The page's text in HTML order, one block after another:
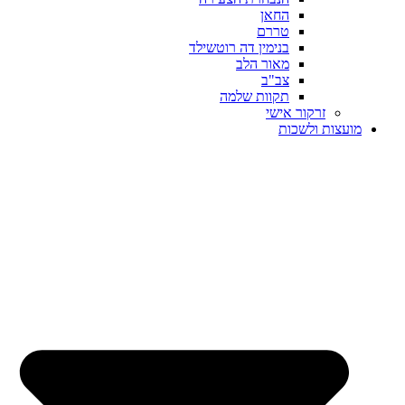
החאן
טררם
בנימין דה רוטשילד
מאור הלב
צב"ב
תקוות שלמה
זרקור אישי
מועצות ולשכות